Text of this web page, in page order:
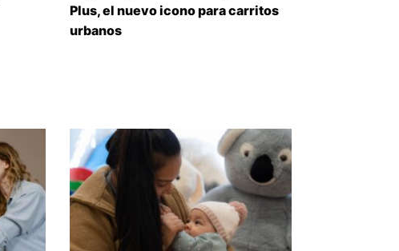
Plus, el nuevo icono para carritos
urbanos